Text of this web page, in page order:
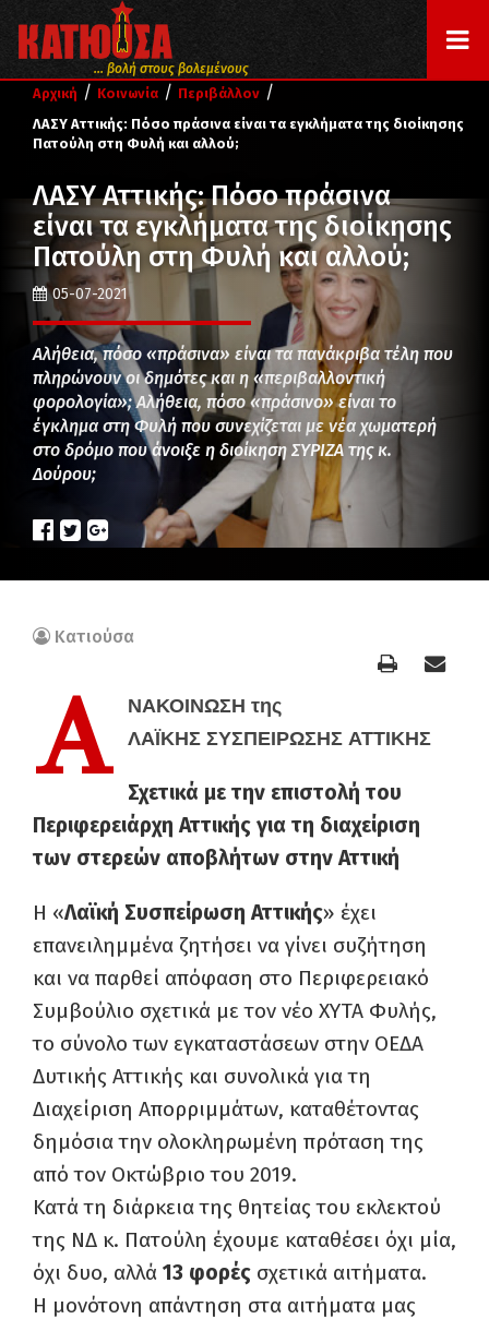
... βολή στους βολεμένους
Αρχική / Κοινωνία / Περιβάλλον /
ΛΑΣΥ Αττικής: Πόσο πράσινα είναι τα εγκλήματα της διοίκησης
Πατούλη στη Φυλή και αλλού;
ΛΑΣΥ Αττικής: Πόσο πράσινα
είναι τα εγκλήματα της διοίκησης
Πατούλη στη Φυλή και αλλού;
05-07-2021
Αλήθεια, πόσο «πράσινα» είναι τα πανάκριβα τέλη που
πληρώνουν οι δημότες και η «περιβαλλοντική
φορολογία»; Αλήθεια, πόσο «πράσινο» είναι το
έγκλημα στη Φυλή που συνεχίζεται με νέα χωματερή
στο δρόμο που άνοιξε η διοίκηση ΣΥΡΙΖΑ της κ.
Δούρου;
Κατιούσα
Α
ΝΑΚΟΙΝΩΣΗ της
ΛΑΪΚΗΣ ΣΥΣΠΕΙΡΩΣΗΣ ΑΤΤΙΚΗΣ
Σχετικά με την επιστολή του
Περιφερειάρχη Αττικής για τη διαχείριση
των στερεών αποβλήτων στην Αττική
Η «Λαϊκή Συσπείρωση Αττικής» έχει
επανειλημμένα ζητήσει να γίνει συζήτηση
και να παρθεί απόφαση στο Περιφερειακό
Συμβούλιο σχετικά με τον νέο ΧΥΤΑ Φυλής,
το σύνολο των εγκαταστάσεων στην ΟΕΔΑ
Δυτικής Αττικής και συνολικά για τη
Διαχείριση Απορριμμάτων, καταθέτοντας
δημόσια την ολοκληρωμένη πρόταση της
από τον Οκτώβριο του 2019.
Κατά τη διάρκεια της θητείας του εκλεκτού
της ΝΔ κ. Πατούλη έχουμε καταθέσει όχι μία,
όχι δυο, αλλά 13 φορές σχετικά αιτήματα.
Η μονότονη απάντηση στα αιτήματα μας